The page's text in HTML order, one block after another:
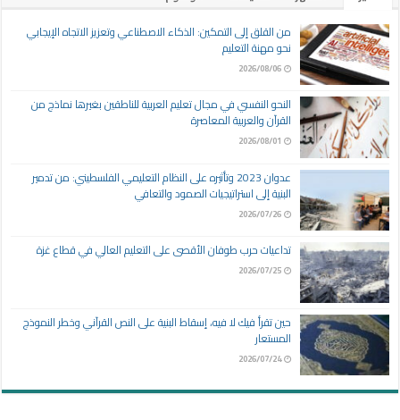
من القلق إلى التمكين: الذكاء الاصطناعي وتعزيز الاتجاه الإيجابي
نحو مهنة التعليم
2026/08/06
النحو النفسي في مجال تعليم العربية للناطقين بغيرها نماذج من
القرآن والعربية المعاصرة
2026/08/01
عدوان 2023 وتأثيره على النظام التعليمي الفلسطيني: من تدمير
البنية إلى استراتيجيات الصمود والتعافي
2026/07/26
تداعيات حرب طوفان الأقصى على التعليم العالي في قطاع غزة
2026/07/25
حين تقرأ فيك لا فيه، إسقاط البنية على النص القرآني وخطر النموذج
المستعار
2026/07/24